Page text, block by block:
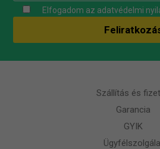
Elfogadom az adatvédelmi
Szállítás és
Garancia
GYIK